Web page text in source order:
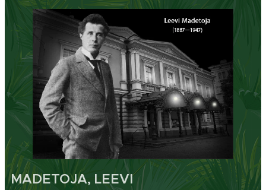
MADETOJA, LEEVI